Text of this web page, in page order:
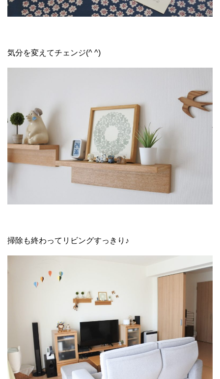
気分を変えてチェンジ(^ ^)
掃除も終わってリビングすっきり♪